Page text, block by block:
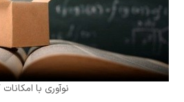
نوآوری با